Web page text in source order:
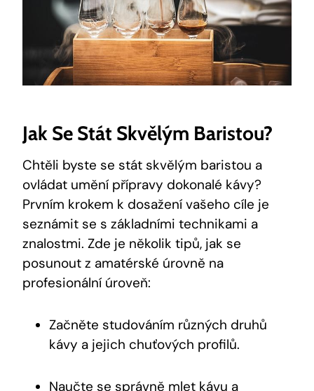
Jak Se Stát Skvělým Baristou?
Chtěli byste se stát skvělým baristou a
ovládat umění přípravy dokonalé kávy?
Prvním krokem k dosažení vašeho cíle je
seznámit se s základními technikami a
znalostmi. Zde je několik tipů, jak se
posunout z amatérské úrovně na
profesionální úroveň:
Začněte studováním různých druhů
kávy a jejich chuťových profilů.
Naučte se správně mlet kávu a